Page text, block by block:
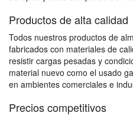
Productos de alta calidad
Todos nuestros productos de
fabricados con materiales de
resistir cargas pesadas y
material nuevo como el usado
en ambientes comerciales e
Precios competitivos